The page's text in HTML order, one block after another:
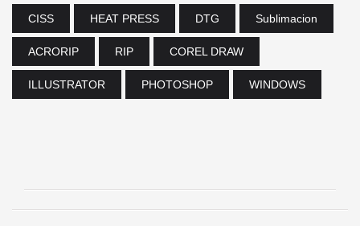
CISS HEAT PRESS DTG Sublimacion
ACRORIP RIP COREL DRAW
ILLUSTRATOR PHOTOSHOP WINDOWS